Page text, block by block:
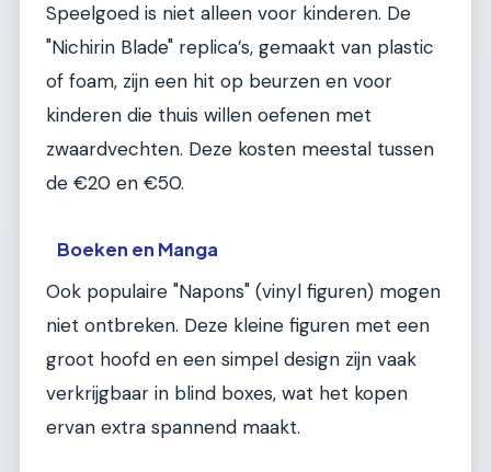
Speelgoed is niet alleen voor kinderen. De
"Nichirin Blade" replica’s, gemaakt van plastic
of foam, zijn een hit op beurzen en voor
kinderen die thuis willen oefenen met
zwaardvechten. Deze kosten meestal tussen
de €20 en €50.
Boeken en Manga
Ook populaire "Napons" (vinyl figuren) mogen
niet ontbreken. Deze kleine figuren met een
groot hoofd en een simpel design zijn vaak
verkrijgbaar in blind boxes, wat het kopen
ervan extra spannend maakt.